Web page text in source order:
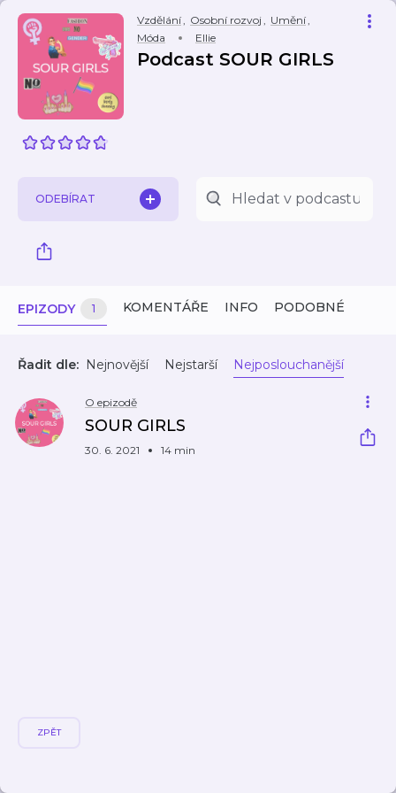
Vzdělání, Osobní rozvoj , Umění,
Móda
Ellie
Podcast SOUR GIRLS
ODEBÍRAT
EPIZODY 1 KOMENTÁŘE INFO PODOBNÉ
Řadit dle: Nejnovější Nejstarší Nejposlouchanější
O epizodě
SOUR GIRLS
30. 6. 2021 14 min
ZPĚT